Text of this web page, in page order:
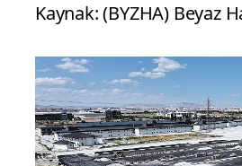
Kaynak: (BYZHA) Beyaz